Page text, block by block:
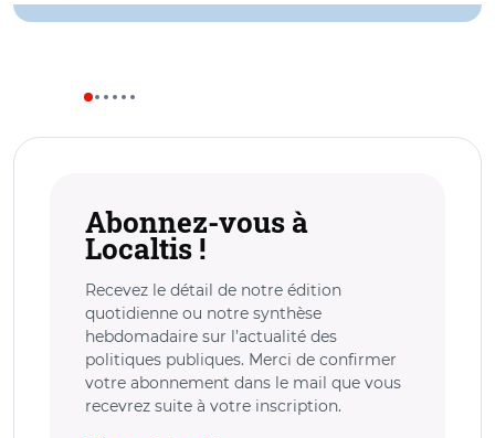
Abonnez-vous à
Localtis !
Recevez le détail de notre édition
quotidienne ou notre synthèse
hebdomadaire sur l’actualité des
politiques publiques. Merci de confirmer
votre abonnement dans le mail que vous
recevrez suite à votre inscription.